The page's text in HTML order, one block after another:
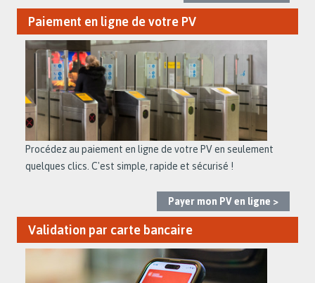
Paiement en ligne de votre PV
Procédez au paiement en ligne de votre PV en seulement
quelques clics. C'est simple, rapide et sécurisé !
Payer mon PV en ligne >
Validation par carte bancaire